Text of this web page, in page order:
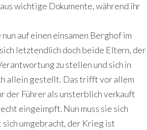
wichtige Dokumente, während ihr
auf einen einsamen Berghof im
letztendlich doch beide Eltern, der
zu stellen und sich in
allein gestellt. Das trifft vor allem
der Führer als unsterblich verkauft
eingeimpft. Nun muss sie sich
umgebracht, der Krieg ist